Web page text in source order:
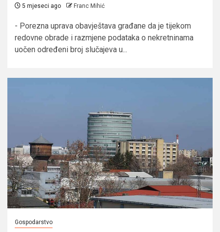
5 mjeseci ago Franc Mihić
- Porezna uprava obavještava građane da je tijekom
redovne obrade i razmjene podataka o nekretninama
uočen određeni broj slučajeva u...
Gospodarstvo